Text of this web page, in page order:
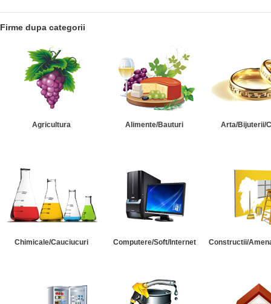
Firme dupa categorii
Agricultura Alimente/Bauturi Arta/Bijuterii/
Chimicale/Cauciucuri Computere/Soft/Internet Constructii/